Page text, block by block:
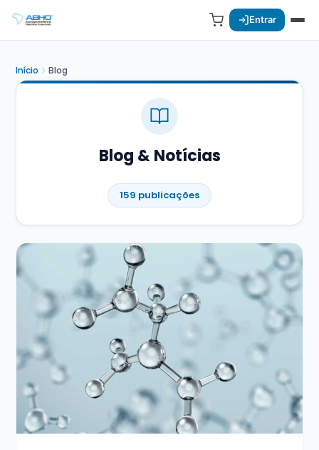
Entrar
Início Blog
Blog & Notícias
159 publicações